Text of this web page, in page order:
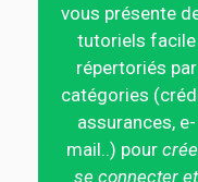
vous présente
tutoriels facile
répertoriés par
catégories
assurances, e-
mail..) pour
se connecter et